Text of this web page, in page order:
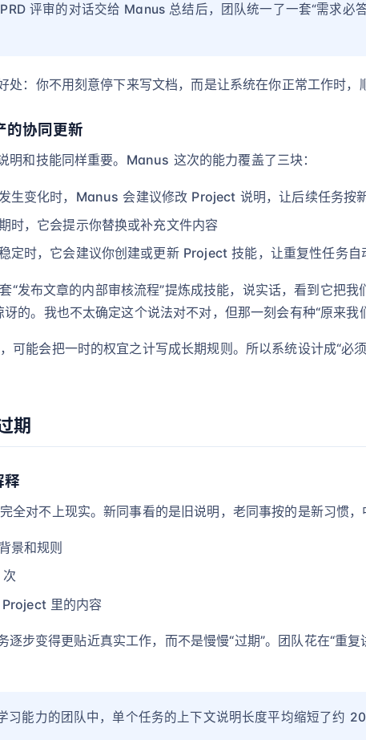
评审的对话交给 Manus 总结后，团队统一了一套“需求必
处：你不用刻意停下来写文档，而是让系统在你正常工作时，
的协同更新
明和技能同样重要。Manus 这次的能力覆盖了三块：
生变化时，Manus 会建议修改 Project 说明，让后续任务按
时，它会提示你替换或补充文件内容
定时，它会建议你创建或更新 Project 技能，让重复性任务自
发布文章的内部审核流程”提炼成技能，说实话，看到它把我
的。我也不太确定这个说法对不对，但那一刻会有种“原来我
可能会把一时的权宜之计写成长期规则。所以系统设计成“必
期
释
全对不上现实。新同事看的是旧说明，老同事按的是新习惯，
景和规则
里的内容
步变得更贴近真实工作，而不是慢慢“过期”。团队花在“重
能力的团队中，单个任务的上下文说明长度平均缩短了约